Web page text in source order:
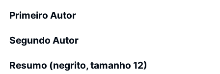
Primeiro Autor
Segundo Autor
Resumo (negrito, tamanho 12)